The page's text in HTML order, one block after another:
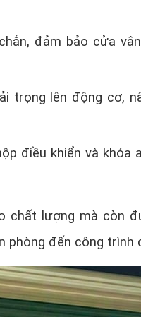
đảm bảo cửa
trọng lên động cơ,
điều khiển và khóa
chất lượng mà còn
phòng đến công trình